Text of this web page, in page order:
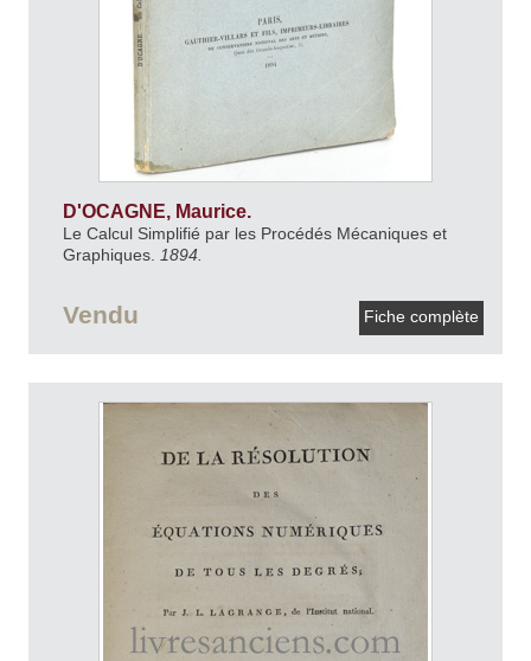
D'OCAGNE, Maurice.
Le Calcul Simplifié par les Procédés Mécaniques et
Graphiques.
1894.
Vendu Fiche complète